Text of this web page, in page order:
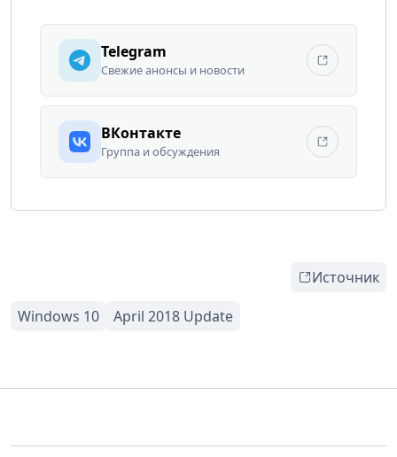
Telegram
Свежие анонсы и новости
ВКонтакте
Группа и обсуждения
Источник